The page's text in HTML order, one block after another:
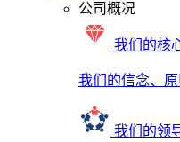
公司概况
我们的核
我们的信念、原
我们的领